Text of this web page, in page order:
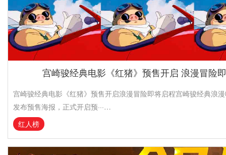
宫崎骏经典电影《红猪》预售开启 浪漫冒险
宫崎骏经典电影《红猪》预售开启浪漫冒险即将启程宫崎骏经典浪
发布预售海报，正式开启预···…
红人榜